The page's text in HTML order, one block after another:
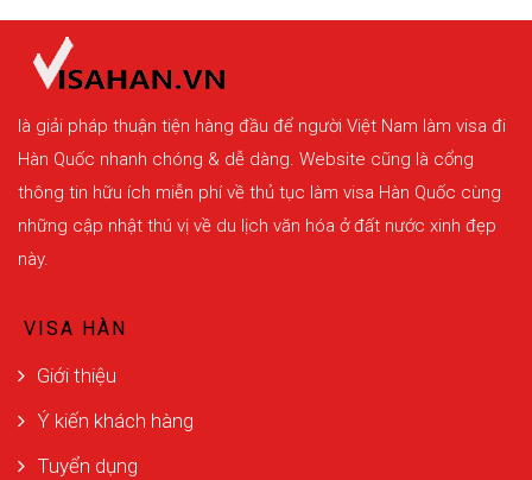
là giải pháp thuận tiện hàng đầu để người Việt Nam làm visa đi
Hàn Quốc nhanh chóng & dễ dàng. Website cũng là cổng
thông tin hữu ích miễn phí về thủ tục làm visa Hàn Quốc cùng
những cập nhật thú vị về du lịch văn hóa ở đất nước xinh đẹp
này.
VISA HÀN
Giới thiệu
Ý kiến khách hàng
Tuyển dụng